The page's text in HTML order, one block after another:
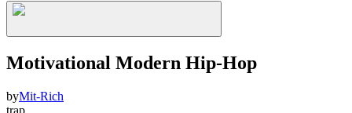
Motivational Modern Hip-Hop
byMit-Rich
trap